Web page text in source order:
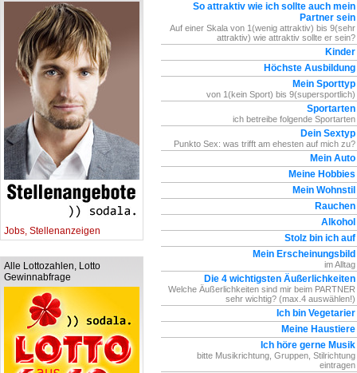
Jobs, Stellenanzeigen
Alle Lottozahlen, Lotto
Gewinnabfrage
So attraktiv wie ich sollte auch mein
Partner sein
Auf einer Skala von 1(wenig attraktiv) bis 9(sehr
attraktiv) wie attraktiv sollte er sein?
Kinder
Höchste Ausbildung
Mein Sporttyp
von 1(kein Sport) bis 9(supersportlich)
Sportarten
ich betreibe folgende Sportarten
Dein Sextyp
Punkto Sex: was trifft am ehesten auf mich zu?
Mein Auto
Meine Hobbies
Mein Wohnstil
Rauchen
Alkohol
Stolz bin ich auf
Mein Erscheinungsbild
im Alltag
Die 4 wichtigsten Äußerlichkeiten
Welche Äußerlichkeiten sind mir beim PARTNER
sehr wichtig? (max.4 auswählen!)
Ich bin Vegetarier
Meine Haustiere
Ich höre gerne Musik
bitte Musikrichtung, Gruppen, Stilrichtung
eintragen